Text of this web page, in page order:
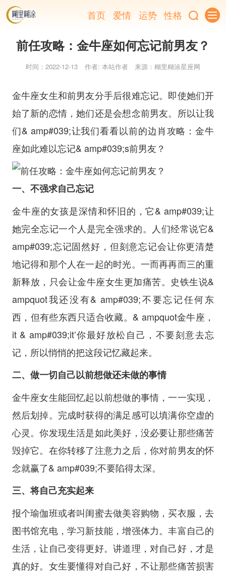
首页 爱情 运势 性格
前任攻略：金牛座如何忘记前男友？
时间：2022-12-13 作者: 本站作者 来源：糊里糊涂星座网
金牛座女生和前男友分手后很难忘记。即使她们开
始了新的恋情，她们还是会想念前男友。所以让我
们& amp#039;让我们看看以前的边肖攻略：金牛
座如此难以忘记& amp#039;s前男友？
一、不强求自己忘记
金牛座的女孩是深情和怀旧的，它& amp#039;让
她完全忘记一个人是完全强求的。人们经常说它&
amp#039;忘记固然好，但刻意忘记会让你更清楚
地记得和那个人在一起的时光。一而再再而三的重
新释放，只会让金牛座女生更加痛苦。史铁生说&
ampquot我还没有& amp#039;不要忘记任何东
西，但有些东西只适合收藏。& ampquot金牛座，
it & amp#039;it’你最好放松自己，不要刻意去忘
记，所以悄悄的把这段记忆藏起来。
二、做一切自己以前想做还未做的事情
金牛座女生能回忆起以前想做的事情，一一实现，
然后划掉。完成时获得的满足感可以填满你空虚的
心灵。你发现生活是如此美好，没必要让那些痛苦
毁掉它。在你转移了注意力之后，你对前男友的怀
念就赢了& amp#039;不要陷得太深。
三、将自己充实起来
报个瑜伽班或者叫闺蜜去做美容购物，买衣服，去
图书馆充电，学习新技能，增强体力。丰富自己的
生活，让自己变得更好。讲道理，对自己好，才是
真的好。女生要懂得对自己好，不让那些痛苦损害